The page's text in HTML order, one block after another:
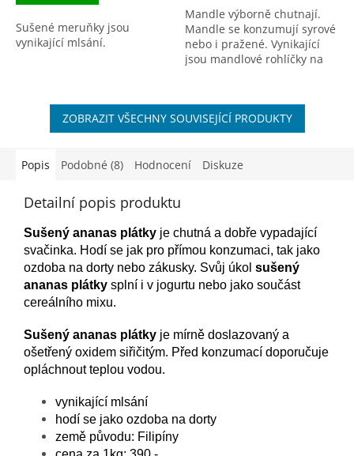
Sušené meruňky jsou
vynikající mlsání.
5
hvězdiček.
Mandle výborně chutnají.
Mandle se konzumují syrové
nebo i pražené. Vynikající
jsou mandlové rohlíčky na
ZOBRAZIT VŠECHNY SOUVISEJÍCÍ PRODUKTY
Popis Podobné (8) Hodnocení Diskuze
Detailní popis produktu
Sušený ananas plátky je chutná a dobře vypadající
svačinka. Hodí se jak pro přímou konzumaci, tak jako
ozdoba na dorty nebo zákusky. Svůj úkol sušený
ananas plátky splní i v jogurtu nebo jako součást
cereálního mixu.
Sušený ananas plátky je mírně doslazovaný a
ošetřený oxidem siřičitým. Před konzumací doporučuje
opláchnout teplou vodou.
vynikající mlsání
hodí se jako ozdoba na dorty
země původu: Filipíny